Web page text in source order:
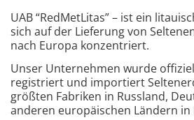
UAB “RedMetLitas” – ist ein
sich auf der Lieferung von
nach Europa konzentriert.
Unser Unternehmen wurde
registriert und importiert
größten Fabriken in Russland,
anderen europäischen Ländern in